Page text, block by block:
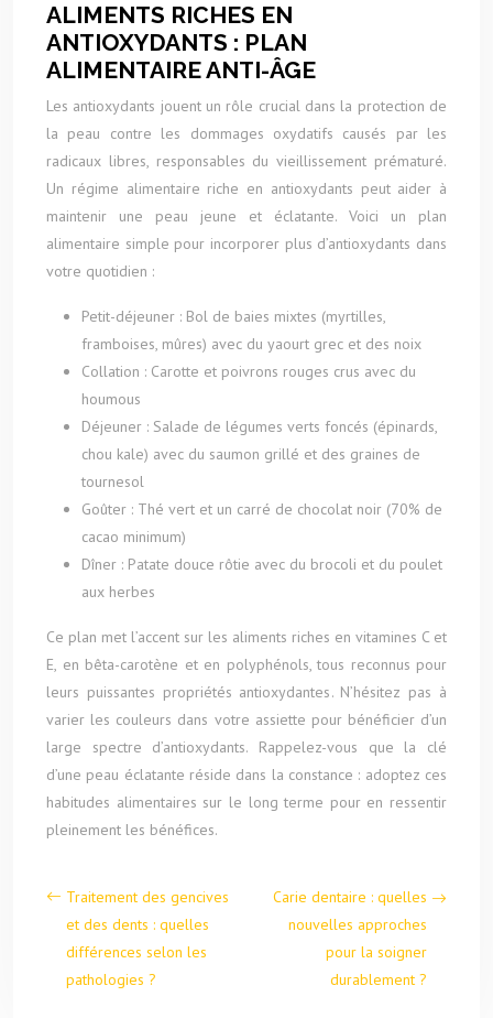
ALIMENTS RICHES EN
ANTIOXYDANTS : PLAN
ALIMENTAIRE ANTI-ÂGE
Les antioxydants jouent un rôle crucial dans la protection de
la peau contre les dommages oxydatifs causés par les
radicaux libres, responsables du vieillissement prématuré.
Un régime alimentaire riche en antioxydants peut aider à
maintenir une peau jeune et éclatante. Voici un plan
alimentaire simple pour incorporer plus d’antioxydants dans
votre quotidien :
Petit-déjeuner : Bol de baies mixtes (myrtilles,
framboises, mûres) avec du yaourt grec et des noix
Collation : Carotte et poivrons rouges crus avec du
houmous
Déjeuner : Salade de légumes verts foncés (épinards,
chou kale) avec du saumon grillé et des graines de
tournesol
Goûter : Thé vert et un carré de chocolat noir (70% de
cacao minimum)
Dîner : Patate douce rôtie avec du brocoli et du poulet
aux herbes
Ce plan met l’accent sur les aliments riches en vitamines C et
E, en bêta-carotène et en polyphénols, tous reconnus pour
leurs puissantes propriétés antioxydantes. N’hésitez pas à
varier les couleurs dans votre assiette pour bénéficier d’un
large spectre d’antioxydants. Rappelez-vous que la clé
d’une peau éclatante réside dans la constance : adoptez ces
habitudes alimentaires sur le long terme pour en ressentir
pleinement les bénéfices.
Traitement des gencives
et des dents : quelles
différences selon les
pathologies ?
Carie dentaire : quelles
nouvelles approches
pour la soigner
durablement ?